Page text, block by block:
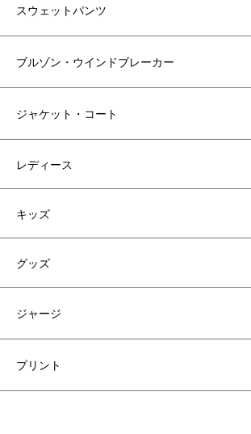
スウェットパンツ
ブルゾン・ウインドブレーカー
ジャケット・コート
レディース
キッズ
グッズ
ジャージ
プリント